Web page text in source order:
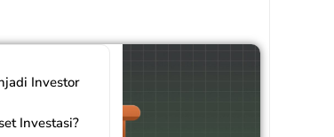
Investor
Investasi?